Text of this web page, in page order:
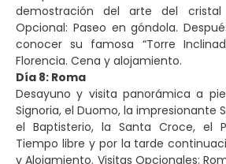
demostración del arte del cristal
Opcional: Paseo en góndola.
conocer su famosa “Torre
Florencia. Cena y alojamiento.
Día 8: Roma
Desayuno y visita panorámica a
Signoria, el Duomo, la impresionante
el Baptisterio, la Santa Croce, el
Tiempo libre y por la tarde
y Alojamiento. Visitas Opcionales: